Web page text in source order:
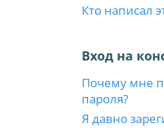
Кто написал
Вход на
Почему мне
пароля?
Я давно